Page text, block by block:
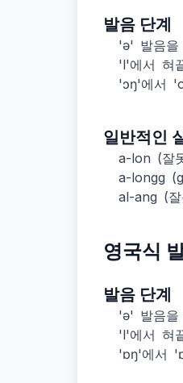
발음 단계
'ə' 발음을
'l'에서 혀
'ɔŋ'에서
일반적인
a-lon (잘
a-longg
al-ang (
영국식
발음 단계
'ə' 발음을
'l'에서 혀
'ɒŋ'에서